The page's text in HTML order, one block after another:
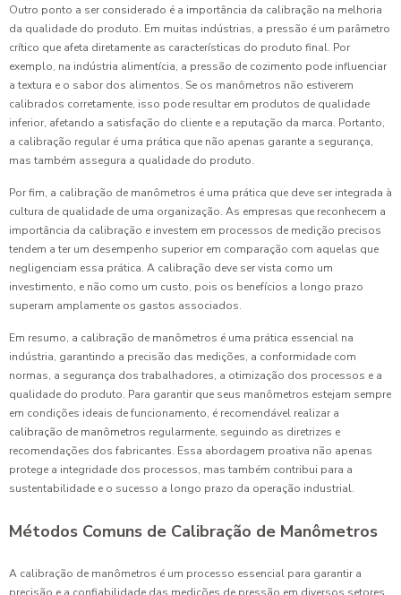
Outro ponto a ser considerado é a importância da calibração na melhoria
da qualidade do produto. Em muitas indústrias, a pressão é um parâmetro
crítico que afeta diretamente as características do produto final. Por
exemplo, na indústria alimentícia, a pressão de cozimento pode influenciar
a textura e o sabor dos alimentos. Se os manômetros não estiverem
calibrados corretamente, isso pode resultar em produtos de qualidade
inferior, afetando a satisfação do cliente e a reputação da marca. Portanto,
a calibração regular é uma prática que não apenas garante a segurança,
mas também assegura a qualidade do produto.
Por fim, a calibração de manômetros é uma prática que deve ser integrada à
cultura de qualidade de uma organização. As empresas que reconhecem a
importância da calibração e investem em processos de medição precisos
tendem a ter um desempenho superior em comparação com aquelas que
negligenciam essa prática. A calibração deve ser vista como um
investimento, e não como um custo, pois os benefícios a longo prazo
superam amplamente os gastos associados.
Em resumo, a calibração de manômetros é uma prática essencial na
indústria, garantindo a precisão das medições, a conformidade com
normas, a segurança dos trabalhadores, a otimização dos processos e a
qualidade do produto. Para garantir que seus manômetros estejam sempre
em condições ideais de funcionamento, é recomendável realizar a
calibração de manômetros regularmente, seguindo as diretrizes e
recomendações dos fabricantes. Essa abordagem proativa não apenas
protege a integridade dos processos, mas também contribui para a
sustentabilidade e o sucesso a longo prazo da operação industrial.
Métodos Comuns de Calibração de Manômetros
A calibração de manômetros é um processo essencial para garantir a